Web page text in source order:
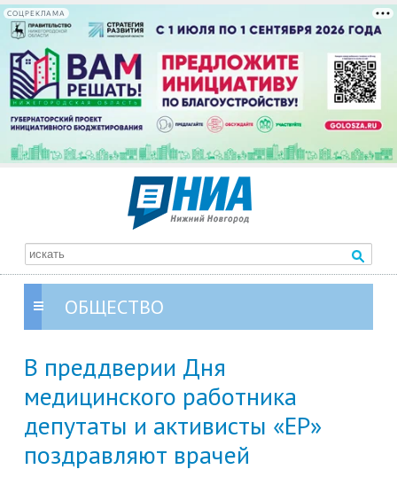
СОЦРЕКЛАМА
ОБЩЕСТВО
В преддверии Дня
медицинского работника
депутаты и активисты «ЕР»
поздравляют врачей